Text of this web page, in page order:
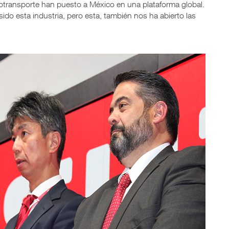
han puesto a México en una plataforma global.
esta industria, pero esta, también nos ha abierto las